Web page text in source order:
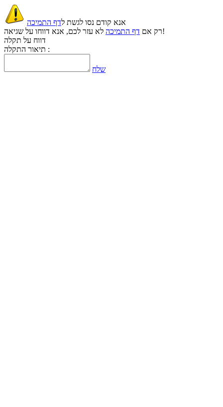
אנא קודם נסו לגשת לדף התמיכה
רק אם דף התמיכה
לא עזר לכם, אנא דווחו על שגיאה!
דווח על תקלה
תיאור התקלה :
שלח